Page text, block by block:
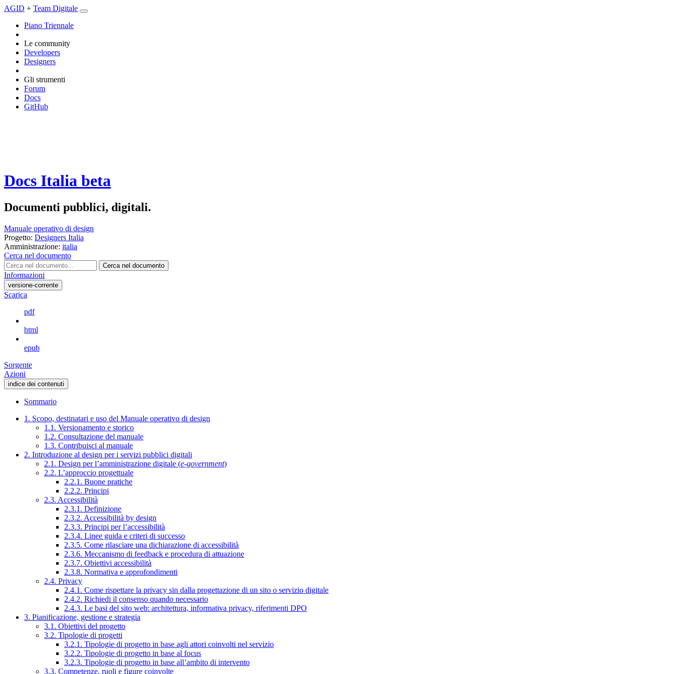
AGID + Team Digitale
Piano Triennale
Le community
Developers
Designers
Gli strumenti
Forum
Docs
GitHub
Docs Italia beta
Documenti pubblici, digitali.
Manuale operativo di design
Progetto: Designers Italia
Amministrazione: italia
Cerca nel documento
Cerca nel documento
Informazioni
versione-corrente
Scarica
pdf
html
epub
Sorgente
Azioni
indice dei contenuti
Sommario
1. Scopo, destinatari e uso del Manuale operativo di design
1.1. Versionamento e storico
1.2. Consultazione del manuale
1.3. Contribuisci al manuale
2. Introduzione al design per i servizi pubblici digitali
2.1. Design per l’amministrazione digitale (e-government)
2.2. L’approccio progettuale
2.2.1. Buone pratiche
2.2.2. Principi
2.3. Accessibilità
2.3.1. Definizione
2.3.2. Accessibilità by design
2.3.3. Principi per l’accessibilità
2.3.4. Linee guida e criteri di successo
2.3.5. Come rilasciare una dichiarazione di accessibilità
2.3.6. Meccanismo di feedback e procedura di attuazione
2.3.7. Obiettivi accessibilità
2.3.8. Normativa e approfondimenti
2.4. Privacy
2.4.1. Come rispettare la privacy sin dalla progettazione di un sito o servizio digitale
2.4.2. Richiedi il consenso quando necessario
2.4.3. Le basi del sito web: architettura, informativa privacy, riferimenti DPO
3. Pianificazione, gestione e strategia
3.1. Obiettivi del progetto
3.2. Tipologie di progetti
3.2.1. Tipologie di progetto in base agli attori coinvolti nel servizio
3.2.2. Tipologie di progetto in base al focus
3.2.3. Tipologie di progetto in base all’ambito di intervento
3.3. Competenze, ruoli e figure coinvolte